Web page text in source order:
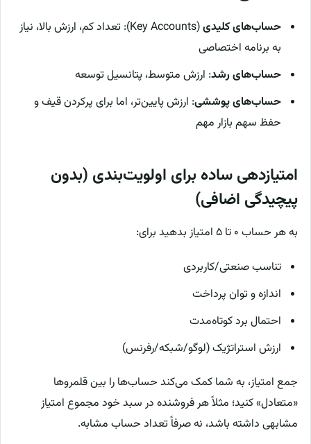
حساب‌های کلیدی
(Key Accounts): تعداد کم، ارزش بالا، نیاز
به برنامه اختصاصی
حساب‌های رشد: ارزش متوسط، پتانسیل توسعه
حساب‌های پوششی: ارزش پایین‌تر، اما برای پرکردن قیف و
حفظ سهم بازار مهم
امتیازدهی ساده برای اولویت‌بندی (بدون
پیچیدگی اضافی)
به هر حساب ۰ تا ۵ امتیاز بدهید برای:
تناسب صنعتی/کاربردی
اندازه و توان پرداخت
احتمال برد کوتاه‌مدت
ارزش استراتژیک (لوگو/شبکه/رفرنس)
جمع امتیاز، به شما کمک می‌کند حساب‌ها را بین قلمروها
«متعادل» کنید؛ مثلاً هر فروشنده در سبد خود مجموع امتیاز
مشابهی داشته باشد، نه صرفاً تعداد حساب مشابه.